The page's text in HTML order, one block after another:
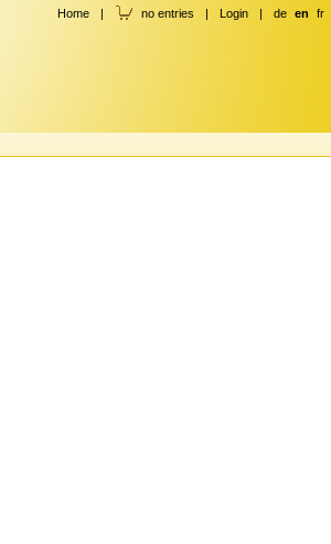
Home | no entries | Login | de en fr